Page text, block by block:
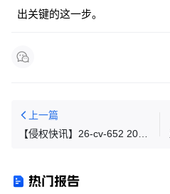
出关键的这一步。
上一篇
【侵权快讯】26-cv-652 208
速排查下架！
热门报告